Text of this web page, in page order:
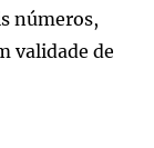
números,
validade de